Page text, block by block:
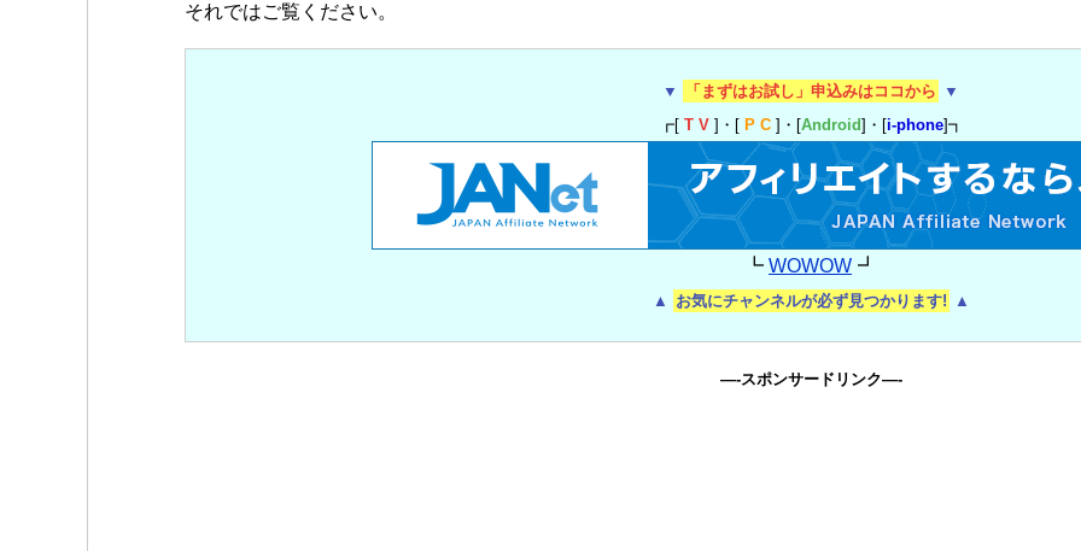
それではご覧ください。
▼ 「まずはお試し」申込みはココから
▼
┏[T V ]・[P C ]・[Android]・[i-phone]┓
┗ WOWOW ┛
▲ お気にチャンネルが必ず見つかります! ▲
—-スポンサードリンク—-